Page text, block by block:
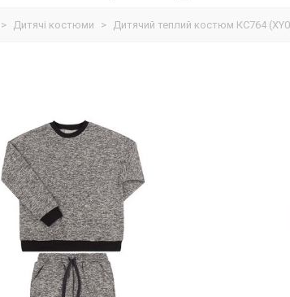
> Дитячі костюми > Дитячий теплий костюм КС764